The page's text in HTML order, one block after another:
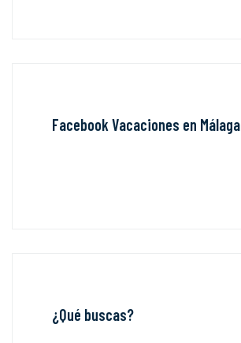
Facebook Vacaciones en Málaga
¿Qué buscas?